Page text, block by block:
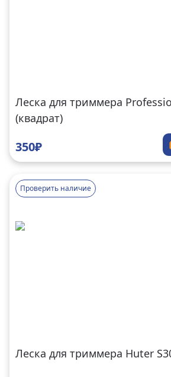
Леска для триммера
(квадрат)
350₽
Проверить наличие
Леска для триммера Huter